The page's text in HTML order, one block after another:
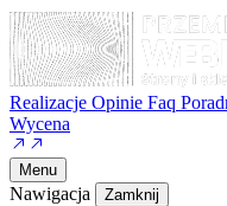
Realizacje Opinie Faq
Wycena
Menu
Nawigacja Zamknij